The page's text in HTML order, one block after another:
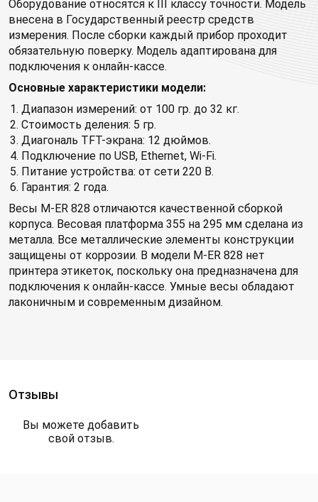
Оборудование относятся к III классу точности. Модель
внесена в Государственный реестр средств
измерения. После сборки каждый прибор проходит
обязательную поверку. Модель адаптирована для
подключения к онлайн-кассе.
Основные характеристики модели:
Диапазон измерений: от 100 гр. до 32 кг.
Стоимость деления: 5 гр.
Диагональ TFT-экрана: 12 дюймов.
Подключение по USB, Ethernet, Wi-Fi.
Питание устройства: от сети 220 В.
Гарантия: 2 года.
Весы M-ER 828 отличаются качественной сборкой
корпуса. Весовая платформа 355 на 295 мм сделана из
металла. Все металлические элементы конструкции
защищены от коррозии. В модели M-ER 828 нет
принтера этикеток, поскольку она предназначена для
подключения к онлайн-кассе. Умные весы обладают
лаконичным и современным дизайном.
Отзывы
Вы можете добавить
свой отзыв.